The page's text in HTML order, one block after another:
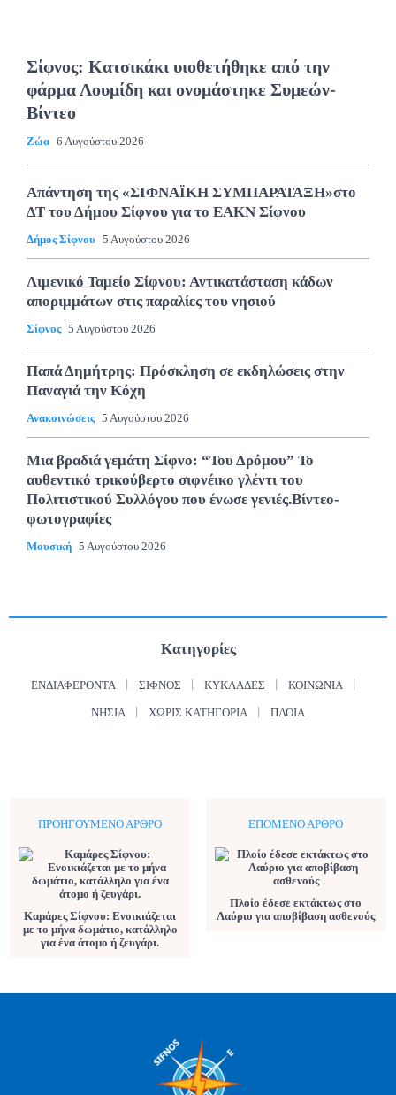
Σίφνος: Κατσικάκι υιοθετήθηκε από την
φάρμα Λουμίδη και ονομάστηκε Συμεών-
Βίντεο
Ζώα 6 Αυγούστου 2026
Απάντηση της «ΣΙΦΝΑΪΚΗ ΣΥΜΠΑΡΑΤΑΞΗ»στο
ΔΤ του Δήμου Σίφνου για το ΕΑΚΝ Σίφνου
Δήμος Σίφνου 5 Αυγούστου 2026
Λιμενικό Ταμείο Σίφνου: Αντικατάσταση κάδων
αποριμμάτων στις παραλίες του νησιού
Σίφνος 5 Αυγούστου 2026
Παπά Δημήτρης: Πρόσκληση σε εκδηλώσεις στην
Παναγιά την Κόχη
Ανακοινώσεις 5 Αυγούστου 2026
Μια βραδιά γεμάτη Σίφνο: “Του Δρόμου” Το
αυθεντικό τρικούβερτο σιφνέικο γλέντι του
Πολιτιστικού Συλλόγου που ένωσε γενιές.Βίντεο-
φωτογραφίες
Μουσική 5 Αυγούστου 2026
Κατηγορίες
ΕΝΔΙΑΦΈΡΟΝΤΑ ΣΊΦΝΟΣ ΚΥΚΛΆΔΕΣ ΚΟΙΝΩΝΊΑ
ΝΗΣΙΆ ΧΩΡΊΣ ΚΑΤΗΓΟΡΊΑ ΠΛΟΊΑ
ΠΡΟΗΓΟΎΜΕΝΟ ΆΡΘΡΟ
Καμάρες Σίφνου: Ενοικιάζεται
με το μήνα δωμάτιο, κατάλληλο
για ένα άτομο ή ζευγάρι.
ΕΠΌΜΕΝΟ ΆΡΘΡΟ
Πλοίο έδεσε εκτάκτως στο
Λαύριο για αποβίβαση ασθενούς